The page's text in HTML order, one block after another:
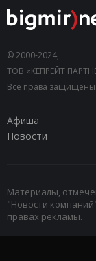
© 2000-2024,
ТОВ «КЕПРЕЙТ
Все права защищены.
Афиша
Новости
Материалы,
"Новости
правах рекламы.